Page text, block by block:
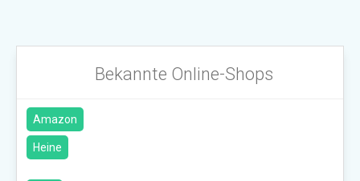
Bekannte Online-Shops
Amazon
Heine